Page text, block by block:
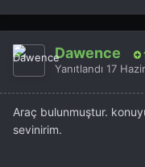
Dawence
Yanıtlandı 17
Araç bulunmuştur.
sevinirim.